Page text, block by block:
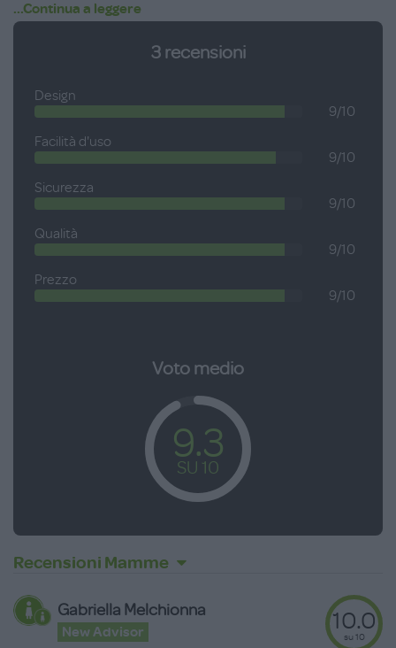
...Continua a leggere
3recensioni
Design
9/10
Facilità d'uso
9/10
Sicurezza
9/10
Qualità
9/10
Prezzo
9/10
Voto medio
9.3
SU 10
Recensioni Mamme
Gabriella Melchionna
New Advisor 10.0
su 10